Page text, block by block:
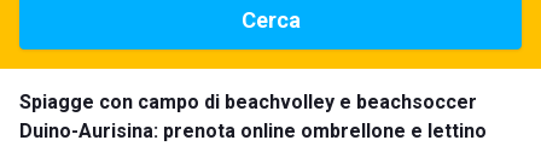
Cerca
Spiagge con campo di beachvolley e beachsoccer
Duino-Aurisina: prenota online ombrellone e lettino